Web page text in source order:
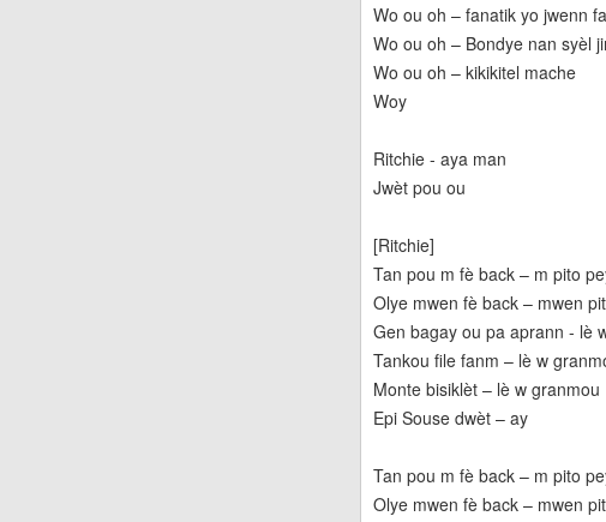
Wo ou oh – fanatik yo jwenn
Wo ou oh – Bondye nan syèl
Wo ou oh – kikikitel mache
Woy
Ritchie - aya man
Jwèt pou ou
[Ritchie]
Tan pou m fè back – m pito
Olye mwen fè back – mwen
Gen bagay ou pa aprann - lè
Tankou file fanm – lè w
Monte bisiklèt – lè w granmou
Epi Souse dwèt – ay
Tan pou m fè back – m pito
Olye mwen fè back – mwen